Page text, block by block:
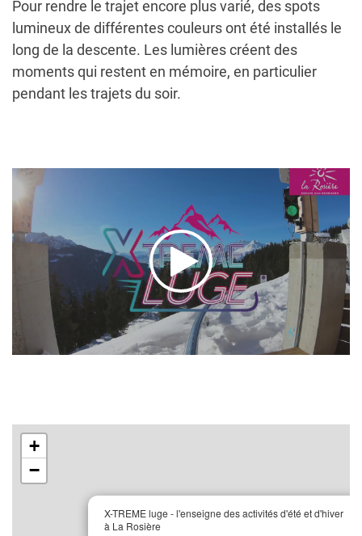
Pour rendre le trajet encore plus varié, des spots
lumineux de différentes couleurs ont été installés le
long de la descente. Les lumières créent des
moments qui restent en mémoire, en particulier
pendant les trajets du soir.
X-TREME luge - l'enseigne des activités d'été et d'hiver
à La Rosière
+
−